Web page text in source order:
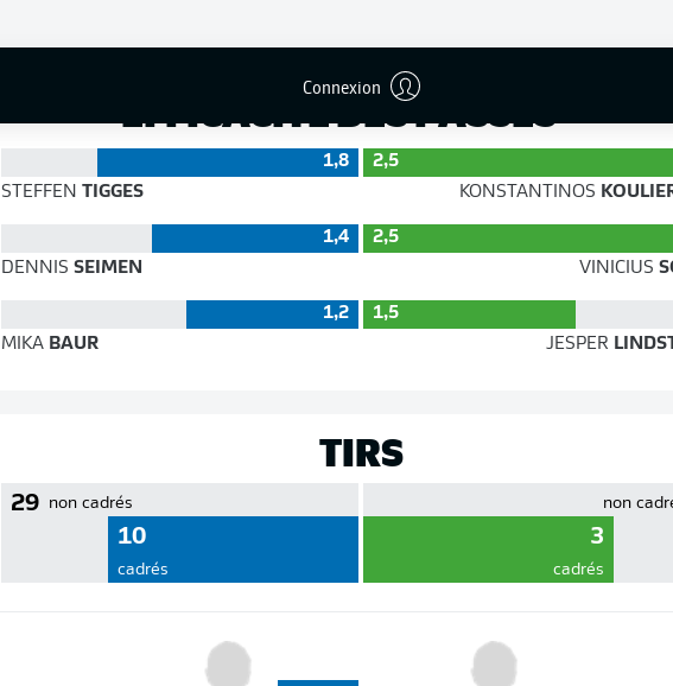
Connexion
EFFICACITÉ DES PASSES
1,8
2,5
STEFFEN TIGGES KONSTANTINOS
1,4
2,5
DENNIS SEIMEN VINICIUS
1,2
1,5
MIKABAUR JESPER
TIRS
29 non cadrés
10
cadrés
non
3
cadrés